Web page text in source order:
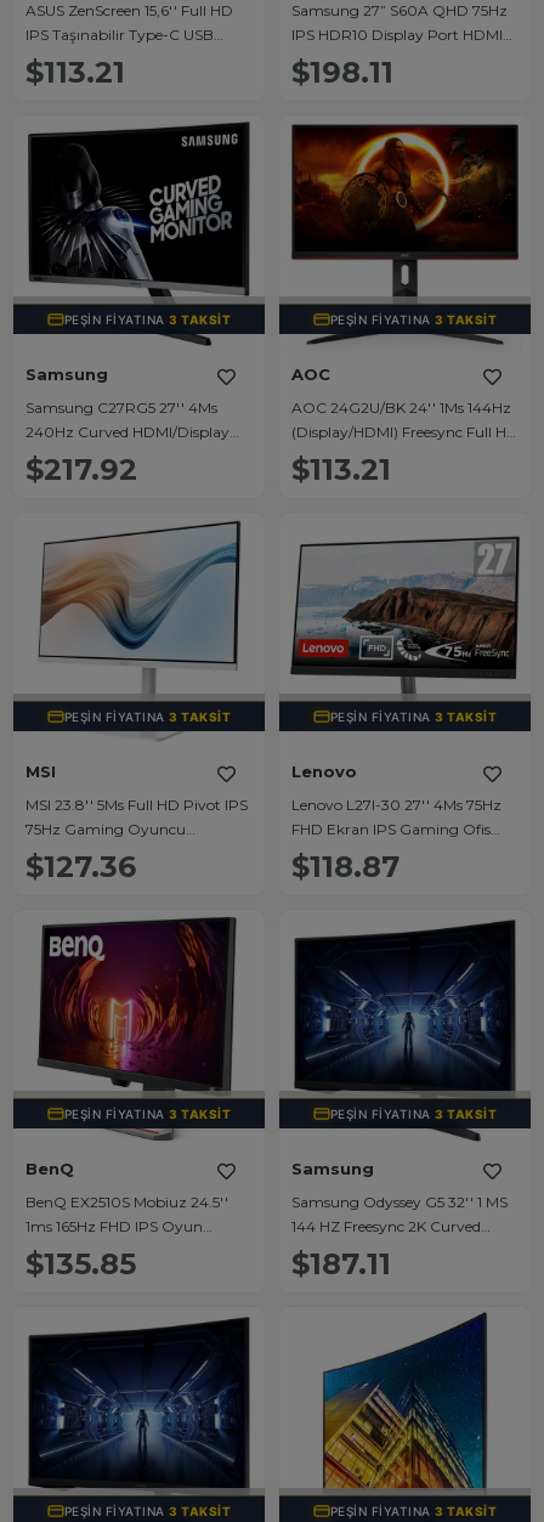
ASUS ZenScreen 15,6'' Full HD
IPS Taşınabilir Type-C USB
Monitör Mavi Işık Filtreli
(MB166C)
$113.21
Samsung 27” S60A QHD 75Hz
IPS HDR10 Display Port HDMI
HAS PIVOT Çerçevesiz Monitör
(LS27A600NWMXUF)
$198.11
TÜKENDI
PEŞIN FIYATINA3 TAKSIT
Samsung
Samsung C27RG5 27'' 4Ms
240Hz Curved HDMI/Display
Port Full HD Gaming Monitör
(LC27RG50FQMXUF)
$217.92
TÜKENDI
PEŞIN FIYATINA3 TAKSIT
AOC
AOC 24G2U/BK 24'' 1Ms 144Hz
(Display/HDMI) Freesync Full HD
IPS Oyuncu Monitör
$113.21
TÜKENDI
PEŞIN FIYATINA3 TAKSIT
MSI
MSI 23.8'' 5Ms Full HD Pivot IPS
75Hz Gaming Oyuncu
Monitörü (Modern MD241PW)
$127.36
TÜKENDI
PEŞIN FIYATINA3 TAKSIT
Lenovo
Lenovo L27I-30 27'' 4Ms 75Hz
FHD Ekran IPS Gaming Ofis
Freesync Monitör Hızı Eye
Comfort (HDMI - VGA - Audio
$118.87
TÜKENDI
PEŞIN FIYATINA3 TAKSIT
BenQ
BenQ EX2510S Mobiuz 24.5''
1ms 165Hz FHD IPS Oyun
Monitörü
$135.85
TÜKENDI
PEŞIN FIYATINA3 TAKSIT
Samsung
Samsung Odyssey G5 32'' 1 MS
144 HZ Freesync 2K Curved
Gaming Monitör
(C32G55TQWR)
$187.11
TÜKENDI
PEŞIN FIYATINA3 TAKSIT TÜKENDI
PEŞIN FIYATINA3 TAKSIT